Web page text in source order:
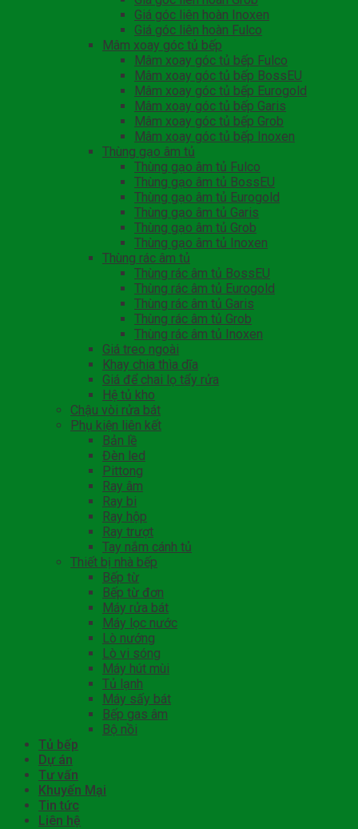
Giá góc liên hoàn Inoxen
Giá góc liên hoàn Fulco
Mâm xoay góc tủ bếp
Mâm xoay góc tủ bếp Fulco
Mâm xoay góc tủ bếp BossEU
Mâm xoay góc tủ bếp Eurogold
Mâm xoay góc tủ bếp Garis
Mâm xoay góc tủ bếp Grob
Mâm xoay góc tủ bếp Inoxen
Thùng gạo âm tủ
Thùng gạo âm tủ Fulco
Thùng gạo âm tủ BossEU
Thùng gạo âm tủ Eurogold
Thùng gạo âm tủ Garis
Thùng gạo âm tủ Grob
Thùng gạo âm tủ Inoxen
Thùng rác âm tủ
Thùng rác âm tủ BossEU
Thùng rác âm tủ Eurogold
Thùng rác âm tủ Garis
Thùng rác âm tủ Grob
Thùng rác âm tủ Inoxen
Giá treo ngoài
Khay chia thìa dĩa
Giá để chai lọ tẩy rửa
Hệ tủ kho
Chậu vòi rửa bát
Phụ kiện liên kết
Bản lề
Đèn led
Pittong
Ray âm
Ray bi
Ray hộp
Ray trượt
Tay nắm cánh tủ
Thiết bị nhà bếp
Bếp từ
Bếp từ đơn
Máy rửa bát
Máy lọc nước
Lò nướng
Lò vi sóng
Máy hút mùi
Tủ lạnh
Máy sấy bát
Bếp gas âm
Bộ nồi
Tủ bếp
Dự án
Tư vấn
Khuyến Mại
Tin tức
Liên hệ